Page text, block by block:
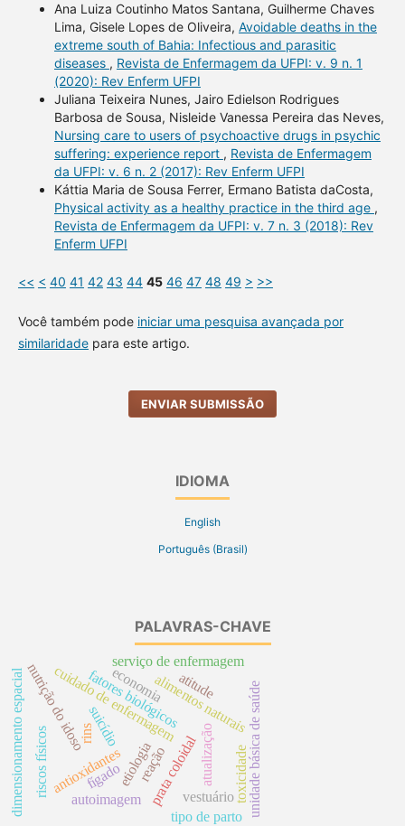
Ana Luiza Coutinho Matos Santana, Guilherme Chaves
Lima, Gisele Lopes de Oliveira, Avoidable deaths in the
extreme south of Bahia: Infectious and parasitic
diseases , Revista de Enfermagem da UFPI: v. 9 n. 1
(2020): Rev Enferm UFPI
Juliana Teixeira Nunes, Jairo Edielson Rodrigues
Barbosa de Sousa, Nisleide Vanessa Pereira das Neves,
Nursing care to users of psychoactive drugs in psychic
suffering: experience report , Revista de Enfermagem
da UFPI: v. 6 n. 2 (2017): Rev Enferm UFPI
Káttia Maria de Sousa Ferrer, Ermano Batista daCosta,
Physical activity as a healthy practice in the third age ,
Revista de Enfermagem da UFPI: v. 7 n. 3 (2018): Rev
Enferm UFPI
<< < 40 41 42 43 44 45 46 47 48 49 > >>
Você também pode iniciar uma pesquisa avançada por
similaridadepara este artigo.
ENVIAR SUBMISSÃO
IDIOMA
English
Português (Brasil)
PALAVRAS-CHAVE
cuidado de enfermagem
prata coloidal
etiologia atualização
antioxidantes
alimentos naturais
nutrição do idoso
dimensionamento espacialriscos físicos unidade básica de saúde
autoimagem
fatores biológicos
rinssuicídio
vestuário
economia
fígado reação toxicidade
atitude
serviço de enfermagem
tipo de parto